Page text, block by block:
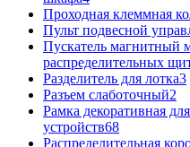
Проходная клеммная
Пульт подвесной
Пускатель магнитный
распределительных
Разделитель для лотка3
Разъем слаботочный2
Рамка декоративная
устройств68
Распределительная